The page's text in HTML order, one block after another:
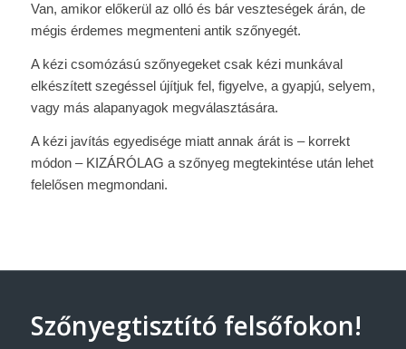
Van, amikor előkerül az olló és bár veszteségek árán, de
mégis érdemes megmenteni antik szőnyegét.
A kézi csomózású szőnyegeket csak kézi munkával
elkészített szegéssel újítjuk fel, figyelve, a gyapjú, selyem,
vagy más alapanyagok megválasztására.
A kézi javítás egyedisége miatt annak árát is – korrekt
módon – KIZÁRÓLAG a szőnyeg megtekintése után lehet
felelősen megmondani.
Szőnyegtisztító felsőfokon!